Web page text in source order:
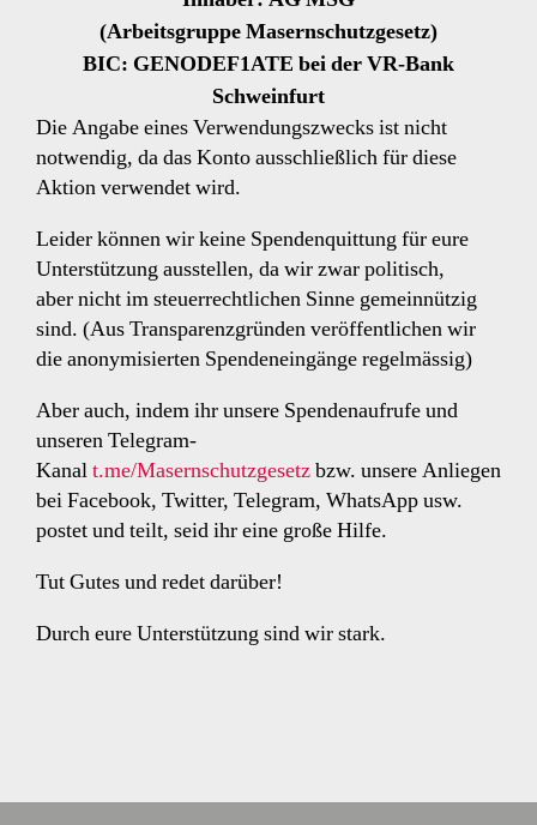
(Arbeitsgruppe Masernschutzgesetz)
BIC: GENODEF1ATE bei der VR-Bank
Schweinfurt
Die Angabe eines Verwendungszwecks ist nicht
notwendig, da das Konto ausschließlich für diese
Aktion verwendet wird.
Leider können wir keine Spendenquittung für eure
Unterstützung ausstellen, da wir zwar politisch,
aber nicht im steuerrechtlichen Sinne gemeinnützig
sind. (Aus Transparenzgründen veröffentlichen wir
die anonymisierten Spendeneingänge regelmässig)
Aber auch, indem ihr unsere Spendenaufrufe und
unseren Telegram-
Kanalt.me/Masernschutzgesetzbzw. unsere Anliegen
bei Facebook, Twitter, Telegram, WhatsApp usw.
postet und teilt, seid ihr eine große Hilfe.
Tut Gutes und redet darüber!
Durch eure Unterstützung sind wir stark.